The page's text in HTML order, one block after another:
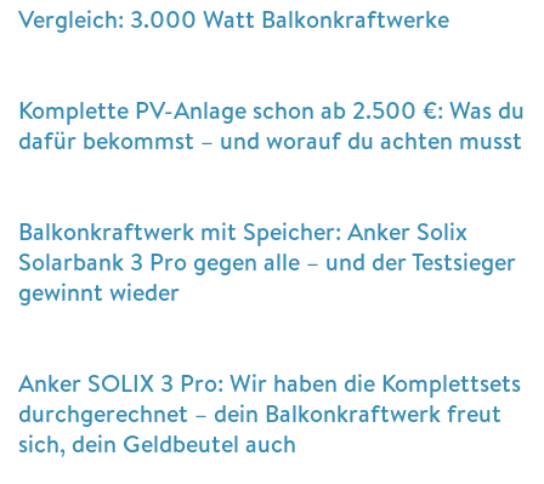
Vergleich: 3.000 Watt Balkonkraftwerke
Komplette PV-Anlage schon ab 2.500 €: Was du
dafür bekommst – und worauf du achten musst
Balkonkraftwerk mit Speicher: Anker Solix
Solarbank 3 Pro gegen alle – und der Testsieger
gewinnt wieder
Anker SOLIX 3 Pro: Wir haben die Komplettsets
durchgerechnet – dein Balkonkraftwerk freut
sich, dein Geldbeutel auch